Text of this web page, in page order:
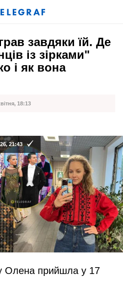
завдяки їй. Де
із зірками"
і як вона
18:13
21:43
Олена прийшла у 17